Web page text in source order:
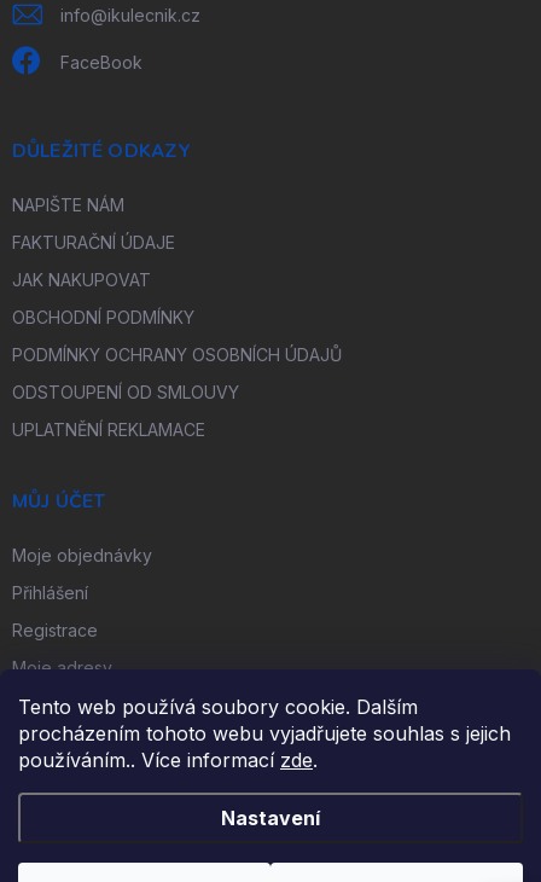
Tento web používá soubory cookie. Dalším
procházením tohoto webu vyjadřujete souhlas s jejich
používáním.. Více informací zde.
Nastavení
info@ikulecnik.cz
FaceBook
DŮLEŽITÉ ODKAZY
NAPIŠTE NÁM
FAKTURAČNÍ ÚDAJE
JAK NAKUPOVAT
OBCHODNÍ PODMÍNKY
PODMÍNKY OCHRANY OSOBNÍCH ÚDAJŮ
ODSTOUPENÍ OD SMLOUVY
UPLATNĚNÍ REKLAMACE
MŮJ ÚČET
Moje objednávky
Přihlášení
Registrace
Moje adresy
FACEBOOK